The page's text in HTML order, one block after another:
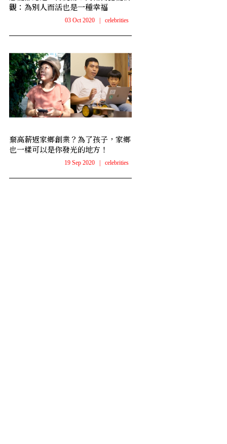
觀：為別人而活也是一種幸福
03 Oct 2020 celebrities
棄高薪返家鄉創業？為了孩子，家鄉
也一樣可以是你發光的地方！
19 Sep 2020 celebrities